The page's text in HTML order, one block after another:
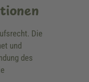
Die
und
des